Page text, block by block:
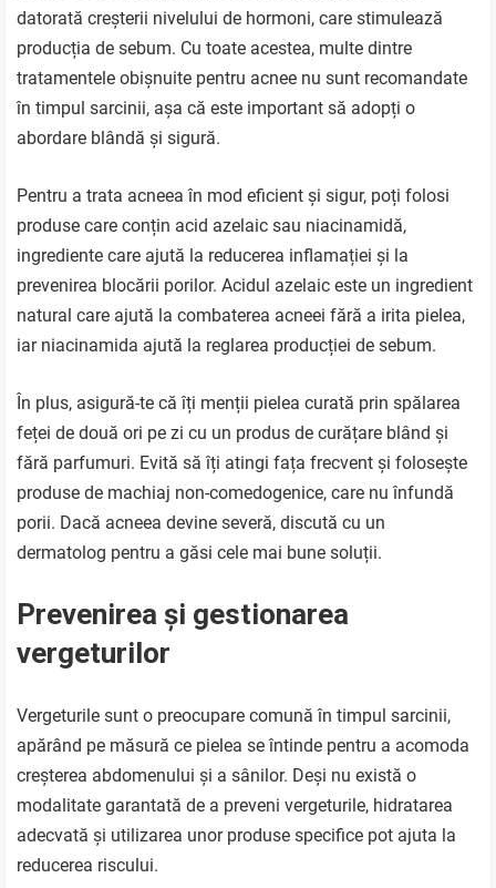
datorată creșterii nivelului de hormoni, care stimulează
producția de sebum. Cu toate acestea, multe dintre
tratamentele obișnuite pentru acnee nu sunt recomandate
în timpul sarcinii, așa că este important să adopți o
abordare blândă și sigură.
Pentru a trata acneea în mod eficient și sigur, poți folosi
produse care conțin acid azelaic sau niacinamidă,
ingrediente care ajută la reducerea inflamației și la
prevenirea blocării porilor. Acidul azelaic este un ingredient
natural care ajută la combaterea acneei fără a irita pielea,
iar niacinamida ajută la reglarea producției de sebum.
În plus, asigură-te că îți menții pielea curată prin spălarea
feței de două ori pe zi cu un produs de curățare blând și
fără parfumuri. Evită să îți atingi fața frecvent și folosește
produse de machiaj non-comedogenice, care nu înfundă
porii. Dacă acneea devine severă, discută cu un
dermatolog pentru a găsi cele mai bune soluții.
Prevenirea și gestionarea
vergeturilor
Vergeturile sunt o preocupare comună în timpul sarcinii,
apărând pe măsură ce pielea se întinde pentru a acomoda
creșterea abdomenului și a sânilor. Deși nu există o
modalitate garantată de a preveni vergeturile, hidratarea
adecvată și utilizarea unor produse specifice pot ajuta la
reducerea riscului.